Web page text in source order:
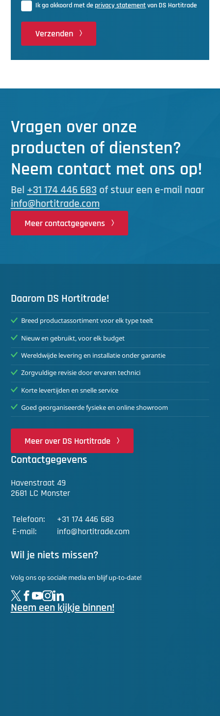
Ik ga akkoord met deprivacy statementvan DS Hortitrade
Verzenden
Vragen over onze
producten of diensten?
Neem contact met ons op!
Bel +31 174 446 683 of stuur een e-mail naar
info@hortitrade.com
Meer contactgegevens
Daarom DS Hortitrade!
Breed productassortiment voor elk type teelt
Nieuw en gebruikt, voor elk budget
Wereldwijde levering en installatie onder garantie
Zorgvuldige revisie door ervaren technici
Korte levertijden en snelle service
Goed georganiseerde fysieke en online showroom
Meer over DS Hortitrade
Contactgegevens
Havenstraat 49
2681 LC Monster
Telefoon:
+31 174 446 683
E-mail:
info@hortitrade.com
Wil je niets missen?
Volg ons op sociale media en blijf up-to-date!
Neem een kijkje binnen!